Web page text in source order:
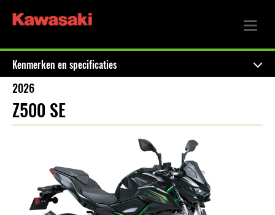
Kenmerken en specificaties
2026
Z500 SE